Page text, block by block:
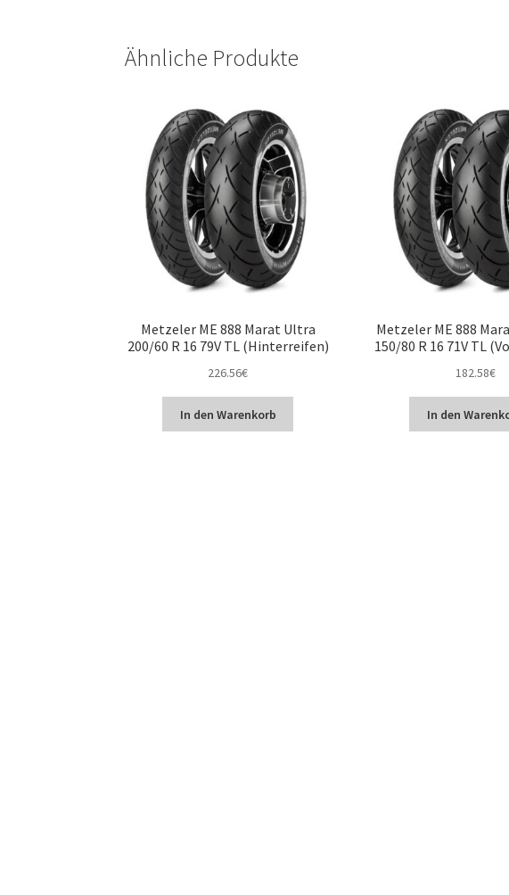
Ähnliche Produkte
Metzeler ME 888 Marat Ultra
200/60 R 16 79V TL (Hinterreifen)
226.56€
In den Warenkorb
Metzeler ME 888
150/80 R 16 71V TL
182.58€
In den